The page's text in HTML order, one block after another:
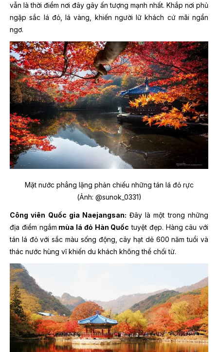
vẫn là thời điểm nơi đây gây ấn tượng mạnh nhất. Khắp nơi phủ
ngập sắc lá đỏ, lá vàng, khiến người lữ khách cứ mãi ngẩn
ngơ.
Mặt nước phẳng lặng phản chiếu những tán lá đỏ rực
(Ảnh: @sunok_0331)
Công viên Quốc gia Naejangsan: Đây là một trong những
địa điểm ngắm mùa lá đỏ Hàn Quốc tuyệt đẹp. Hàng câu với
tán lá đỏ với sắc màu sống động, cây hạt dẻ 600 năm tuổi và
thác nước hùng vĩ khiến du khách không thể chối từ.